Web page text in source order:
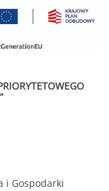
i Gospodarki